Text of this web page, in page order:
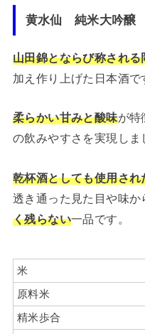
黄水仙 純米大吟醸
山田錦とならび称される
加え作り上げた日本酒で
柔らかい甘みと酸味が特
の飲みやすさを実現しま
乾杯酒としても使用され
透き通った見た目や味か
く残らない一品です。
米
原料米
精米歩合